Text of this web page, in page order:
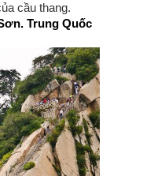
cầu thang.
Trung Quốc